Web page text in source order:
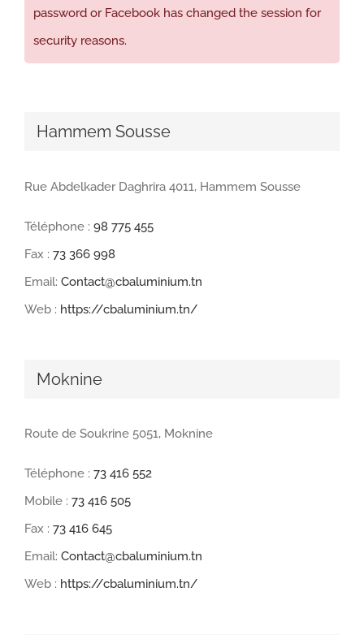
password or Facebook has changed the session for
security reasons.
Hammem Sousse
Rue Abdelkader Daghrira 4011, Hammem Sousse
Téléphone : 98 775 455
Fax : 73 366 998
Email: Contact@cbaluminium.tn
Web : https://cbaluminium.tn/
Moknine
Route de Soukrine 5051, Moknine
Téléphone : 73 416 552
Mobile : 73 416 505
Fax : 73 416 645
Email: Contact@cbaluminium.tn
Web : https://cbaluminium.tn/